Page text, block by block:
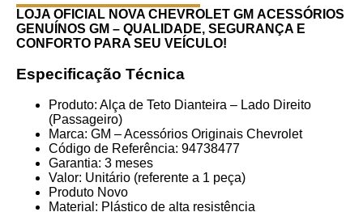
LOJA OFICIAL NOVA CHEVROLET GM ACESSÓRIOS
GENUÍNOS GM – QUALIDADE, SEGURANÇA E
CONFORTO PARA SEU VEÍCULO!
Especificação Técnica
Produto: Alça de Teto Dianteira – Lado Direito
(Passageiro)
Marca: GM – Acessórios Originais Chevrolet
Código de Referência: 94738477
Garantia: 3 meses
Valor: Unitário (referente a 1 peça)
Produto Novo
Material: Plástico de alta resistência